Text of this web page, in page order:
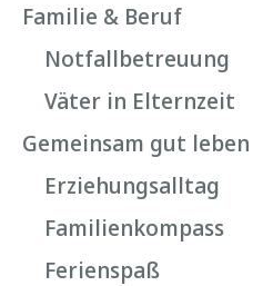
Familie & Beruf
Notfallbetreuung
Väter in Elternzeit
Gemeinsam gut leben
Erziehungsalltag
Familienkompass
Ferienspaß